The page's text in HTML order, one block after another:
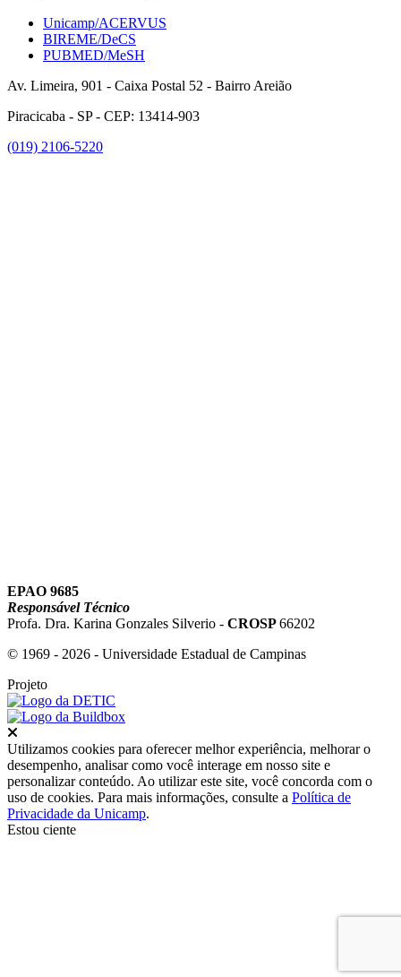
Unicamp/ACERVUS
BIREME/DeCS
PUBMED/MeSH
Av. Limeira, 901 - Caixa Postal 52 - Bairro Areião
Piracicaba - SP - CEP: 13414-903
(019) 2106-5220
EPAO 9685
Responsável Técnico
Profa. Dra. Karina Gonzales Silverio - CROSP66202
© 1969 - 2026 - Universidade Estadual de Campinas
Projeto
Utilizamos cookies para oferecer melhor experiência, melhorar o
desempenho, analisar como você interage em nosso site e
personalizar conteúdo. Ao utilizar este site, você concorda com o
uso de cookies. Para mais informações, consulte a Política de
Privacidade da Unicamp.
Estou ciente